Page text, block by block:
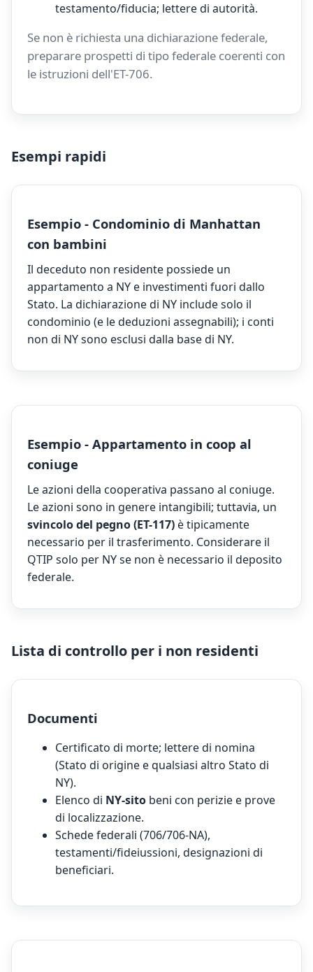
testamento/fiducia; lettere di autorità.
Se non è richiesta una dichiarazione federale,
preparare prospetti di tipo federale coerenti con
le istruzioni dell'ET-706.
Esempi rapidi
Esempio - Condominio di Manhattan
con bambini
Il deceduto non residente possiede un
appartamento a NY e investimenti fuori dallo
Stato. La dichiarazione di NY include solo il
condominio (e le deduzioni assegnabili); i conti
non di NY sono esclusi dalla base di NY.
Esempio - Appartamento in coop al
coniuge
Le azioni della cooperativa passano al coniuge.
Le azioni sono in genere intangibili; tuttavia, un
svincolo del pegno (ET-117) è tipicamente
necessario per il trasferimento. Considerare il
QTIP solo per NY se non è necessario il deposito
federale.
Lista di controllo per i non residenti
Documenti
Certificato di morte; lettere di nomina
(Stato di origine e qualsiasi altro Stato di
NY).
Elenco di NY-sito beni con perizie e prove
di localizzazione.
Schede federali (706/706-NA),
testamenti/fideiussioni, designazioni di
beneficiari.